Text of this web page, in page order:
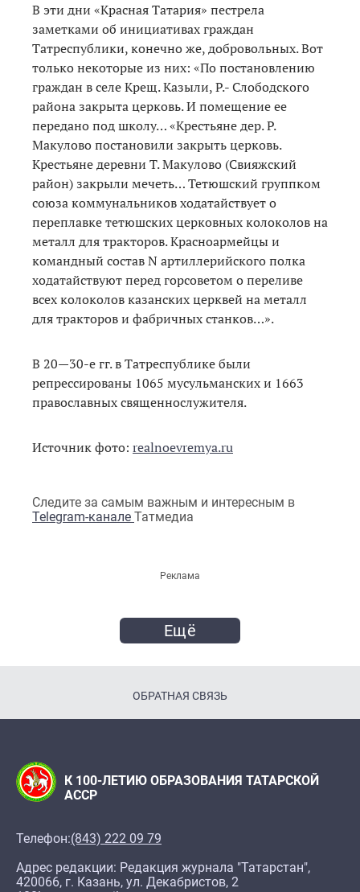
В эти дни «Красная Татария» пестрела
заметками об инициативах граждан
Татреспублики, конечно же, добровольных. Вот
только некоторые из них: «По постановлению
граждан в селе Крещ. Казыли, Р.- Слободского
района закрыта церковь. И помещение ее
передано под школу… «Крестьяне дер. Р.
Макулово постановили закрыть церковь.
Крестьяне деревни Т. Макулово (Свияжский
район) закрыли мечеть… Тетюшский группком
союза коммунальников ходатайствует о
переплавке тетюшских церковных колоколов на
металл для тракторов. Красноармейцы и
командный состав N артиллерийского полка
ходатайствуют перед горсоветом о переливе
всех колоколов казанских церквей на металл
для тракторов и фабричных станков…».
В 20—30-е гг. в Татреспублике были
репрессированы 1065 мусульманских и 1663
православных священнослужителя.
Источник фото: realnoevremya.ru
Следите за самым важным и интересным в
Telegram-канале Татмедиа
Реклама
Ещё
ОБРАТНАЯ СВЯЗЬ
К 100-ЛЕТИЮ ОБРАЗОВАНИЯ ТАТАРСКОЙ
АССР
Телефон:(843) 222 09 79
Адрес редакции: Редакция журнала "Татарстан",
420066, г. Казань, ул. Декабристов, 2